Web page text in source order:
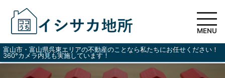
MENU
富山市・富山県呉東エリアの不動産のことなら私たちにお任せください！
360°カメラ内見も実施しています！